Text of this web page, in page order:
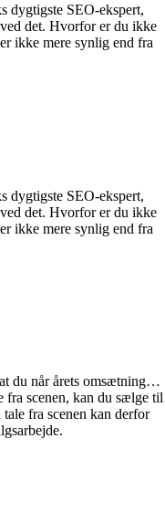
dygtigste SEO-ekspert,
det. Hvorfor er du ikke
ikke mere synlig end fra
dygtigste SEO-ekspert,
det. Hvorfor er du ikke
ikke mere synlig end fra
du når årets omsætning…
scenen, kan du sælge til
fra scenen kan derfor